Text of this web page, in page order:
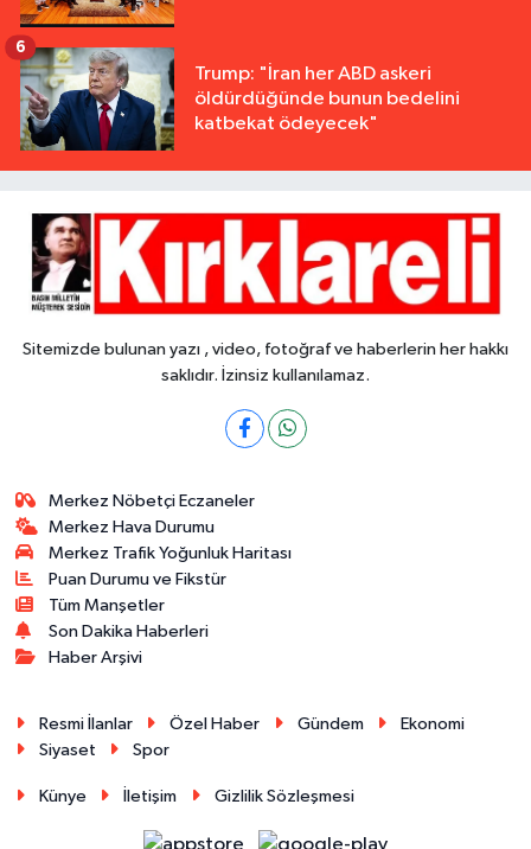
Trump: "İran her ABD askeri
öldürdüğünde bunun bedelini
katbekat ödeyecek"
6
Sitemizde bulunan yazı , video, fotoğraf ve haberlerin her hakkı
saklıdır. İzinsiz kullanılamaz.
Merkez Nöbetçi Eczaneler
Merkez Hava Durumu
Merkez Trafik Yoğunluk Haritası
Puan Durumu ve Fikstür
Tüm Manşetler
Son Dakika Haberleri
Haber Arşivi
Resmi İlanlar Özel Haber Gündem
Ekonomi
Siyaset
Spor
Künye İletişim Gizlilik Sözleşmesi